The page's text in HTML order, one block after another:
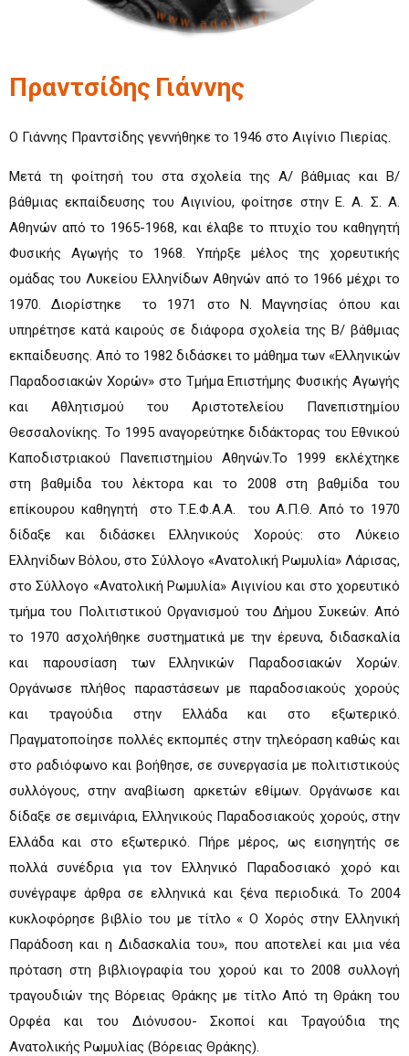
Πραντσίδης Γιάννης
Ο Γιάννης Πραντσίδης γεννήθηκε το 1946 στο Αιγίνιο Πιερίας.
Μετά τη φοίτησή του στα σχολεία της Α/ βάθμιας και Β/
βάθμιας εκπαίδευσης του Αιγινίου, φοίτησε στην Ε. Α. Σ. Α.
Αθηνών από το 1965-1968, και έλαβε το πτυχίο του καθηγητή
Φυσικής Αγωγής το 1968. Υπήρξε μέλος της χορευτικής
ομάδας του Λυκείου Ελληνίδων Αθηνών από το 1966 μέχρι το
1970. Διορίστηκε το 1971 στο Ν. Μαγνησίας όπου και
υπηρέτησε κατά καιρούς σε διάφορα σχολεία της Β/ βάθμιας
εκπαίδευσης. Από το 1982 διδάσκει το μάθημα των «Ελληνικών
Παραδοσιακών Χορών» στο Τμήμα Επιστήμης Φυσικής Αγωγής
και Αθλητισμού του Αριστοτελείου Πανεπιστημίου
Θεσσαλονίκης. Το 1995 αναγορεύτηκε διδάκτορας του Εθνικού
Καποδιστριακού Πανεπιστημίου Αθηνών.Το 1999 εκλέχτηκε
στη βαθμίδα του λέκτορα και το 2008 στη βαθμίδα του
επίκουρου καθηγητή στο Τ.Ε.Φ.Α.Α. του Α.Π.Θ. Από το 1970
δίδαξε και διδάσκει Ελληνικούς Χορούς: στο Λύκειο
Ελληνίδων Βόλου, στο Σύλλογο «Ανατολική Ρωμυλία» Λάρισας,
στο Σύλλογο «Ανατολική Ρωμυλία» Αιγινίου και στο χορευτικό
τμήμα του Πολιτιστικού Οργανισμού του Δήμου Συκεών. Από
το 1970 ασχολήθηκε συστηματικά με την έρευνα, διδασκαλία
και παρουσίαση των Ελληνικών Παραδοσιακών Χορών.
Οργάνωσε πλήθος παραστάσεων με παραδοσιακούς χορούς
και τραγούδια στην Ελλάδα και στο εξωτερικό.
Πραγματοποίησε πολλές εκπομπές στην τηλεόραση καθώς και
στο ραδιόφωνο και βοήθησε, σε συνεργασία με πολιτιστικούς
συλλόγους, στην αναβίωση αρκετών εθίμων. Οργάνωσε και
δίδαξε σε σεμινάρια, Ελληνικούς Παραδοσιακούς χορούς, στην
Ελλάδα και στο εξωτερικό. Πήρε μέρος, ως εισηγητής σε
πολλά συνέδρια για τον Ελληνικό Παραδοσιακό χορό και
συνέγραψε άρθρα σε ελληνικά και ξένα περιοδικά. Το 2004
κυκλοφόρησε βιβλίο του με τίτλο « Ο Χορός στην Ελληνική
Παράδοση και η Διδασκαλία του», που αποτελεί και μια νέα
πρόταση στη βιβλιογραφία του χορού και το 2008 συλλογή
τραγουδιών της Βόρειας Θράκης με τίτλο Από τη Θράκη του
Ορφέα και του Διόνυσου- Σκοποί και Τραγούδια της
Ανατολικής Ρωμυλίας (Βόρειας Θράκης).